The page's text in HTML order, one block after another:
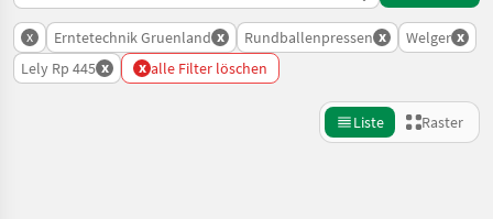
x Erntetechnik Gruenland x Rundballenpressen x Welger x
Lely Rp 445 x x alle Filter löschen
Liste Raster